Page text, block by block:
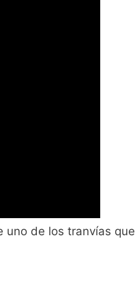
uno de los tranvías que